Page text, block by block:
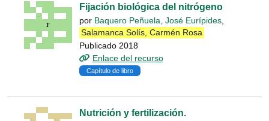
Fijación biológica del nitrógeno
por Baquero Peñuela, José Eurípides
Salamanca Solís, Carmén Rosa
Publicado 2018
Enlace del recurso
Capítulo de libro
Nutrición y fertilización.